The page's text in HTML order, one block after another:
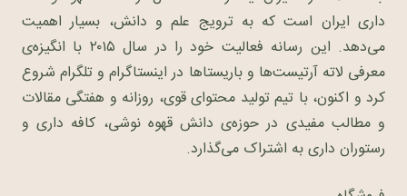
داری ایران است که به ترویج علم و دانش، بسیار اهمیت
می‌دهد. این رسانه فعالیت خود را در سال ۲۰۱۵ با انگیزه‌ی
معرفی لاته آرتیست‌ها و باریستاها در اینستاگرام و تلگرام شروع
کرد و اکنون، با تیم تولید محتوای قوی، روزانه و هفتگی مقالات
و مطالب مفیدی در حوزه‌ی دانش قهوه نوشی، کافه داری و
رستوران داری به اشتراک می‌گذارد.